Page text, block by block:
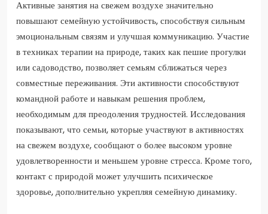
Активные занятия на свежем воздухе значительно
повышают семейную устойчивость, способствуя сильным
эмоциональным связям и улучшая коммуникацию. Участие
в техниках терапии на природе, таких как пешие прогулки
или садоводство, позволяет семьям сближаться через
совместные переживания. Эти активности способствуют
командной работе и навыкам решения проблем,
необходимым для преодоления трудностей. Исследования
показывают, что семьи, которые участвуют в активностях
на свежем воздухе, сообщают о более высоком уровне
удовлетворенности и меньшем уровне стресса. Кроме того,
контакт с природой может улучшить психическое
здоровье, дополнительно укрепляя семейную динамику.